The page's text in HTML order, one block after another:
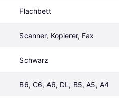
Flachbett
Scanner, Kopierer, Fax
Schwarz
B6, C6, A6, DL, B5, A5, A4